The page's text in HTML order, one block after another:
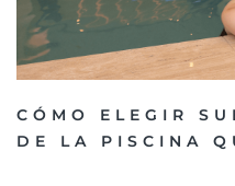
CÓMO ELEGIR
DE LA PISCINA